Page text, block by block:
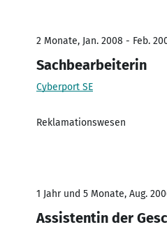
2 Monate, Jan. 2008 - Feb.
Sachbearbeiterin
Cyberport SE
Reklamationswesen
1 Jahr und 5 Monate, Aug.
Assistentin der